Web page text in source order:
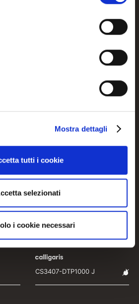
Mostra dettagli
tutti i cookie
selezionati
i cookie necessari
MEDEA
CS3407-DTP1000 J